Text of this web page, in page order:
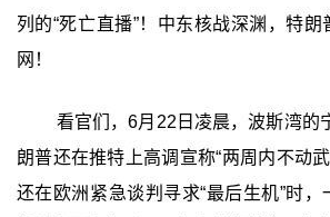
列的“死亡直播”！中东核战深渊，特朗
网！
看官们，6月22日凌晨，波斯湾的
朗普还在推特上高调宣称“两周内不动
还在欧洲紧急谈判寻求“最后生机”时，